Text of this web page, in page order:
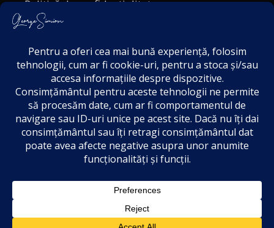
Politică de confidențialitate
Politica cookies
Acordul de markting
Disclaimer
21